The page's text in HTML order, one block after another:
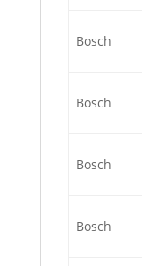
Bosch
Bosch
Bosch
Bosch